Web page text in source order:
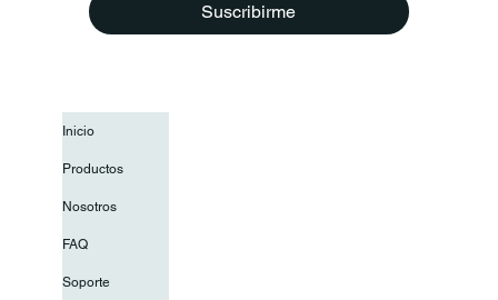
Suscribirme
Inicio
Productos
Nosotros
FAQ
Soporte